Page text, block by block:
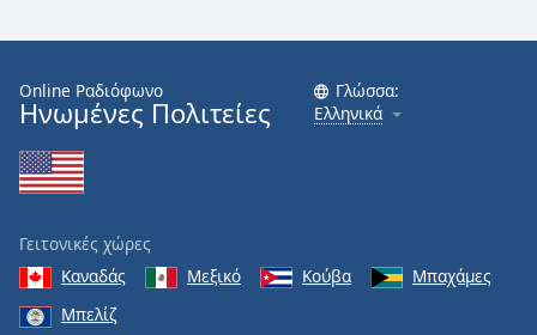
Online Ραδιόφωνο
Ηνωμένες Πολιτείες
Γλώσσα:
Ελληνικά
Γειτονικές χώρες
Καναδάς
Μεξικό Κούβα
Μπαχάμες
Μπελίζ